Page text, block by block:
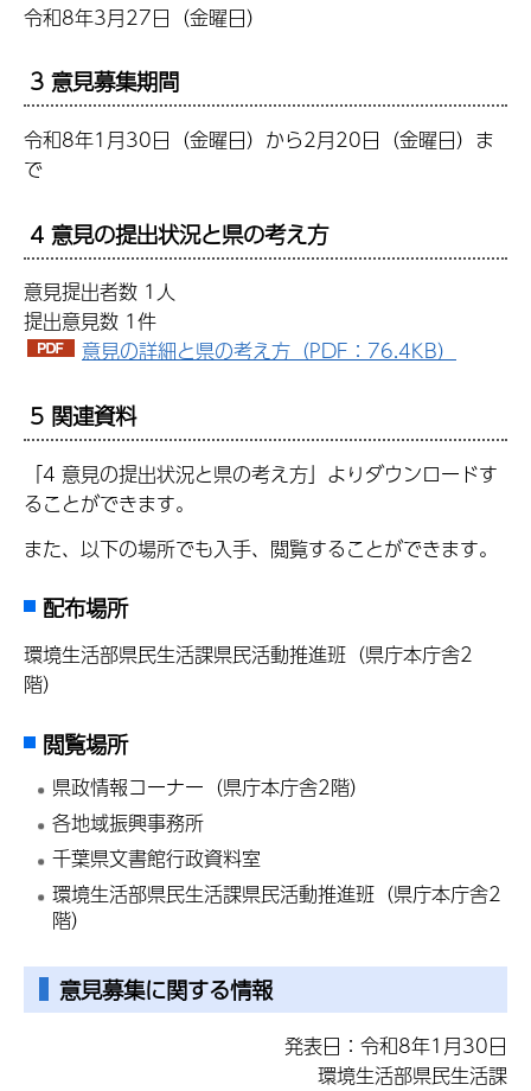
令和8年3月27日（金曜日）
3 意見募集期間
令和8年1月30日（金曜日）から2月20日（金曜日）ま
で
4 意見の提出状況と県の考え方
意見提出者数 1人
提出意見数 1件
意見の詳細と県の考え方（PDF：76.4KB）
5 関連資料
「4 意見の提出状況と県の考え方」よりダウンロードす
ることができます。
また、以下の場所でも入手、閲覧することができます。
配布場所
環境生活部県民生活課県民活動推進班（県庁本庁舎2
階）
閲覧場所
県政情報コーナー（県庁本庁舎2階）
各地域振興事務所
千葉県文書館行政資料室
環境生活部県民生活課県民活動推進班（県庁本庁舎2
階）
意見募集に関する情報
発表日：令和8年1月30日
環境生活部県民生活課